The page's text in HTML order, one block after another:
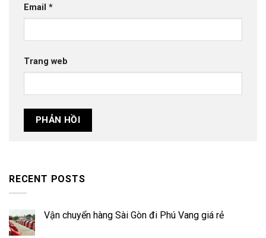
Email *
Trang web
RECENT POSTS
Vận chuyển hàng Sài Gòn đi Phú Vang giá rẻ